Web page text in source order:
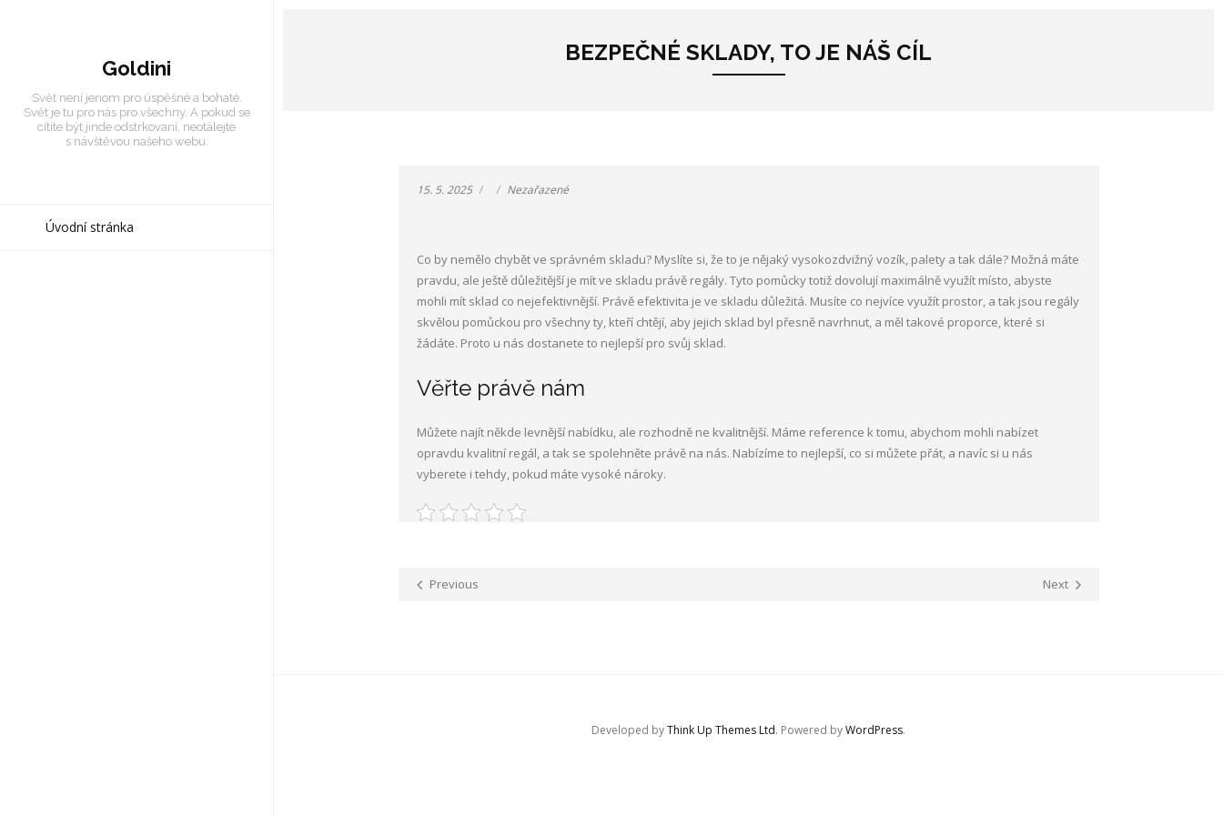
Goldini
Svět není jenom pro úspěšné a bohaté.
Svět je tu pro nás pro všechny. A pokud se
cítíte být jinde odstrkovaní, neotálejte
s návštěvou našeho webu.
Úvodní stránka
BEZPEČNÉ SKLADY, TO JE NÁŠ CÍL
15. 5. 2025 Nezařazené
Co by nemělo chybět ve správném skladu? Myslíte si, že to je nějaký vysokozdvižný vozík, palety a tak dále? Možná máte
pravdu, ale ještě důležitější je mít ve skladu právě regály. Tyto pomůcky totiž dovolují maximálně využít místo, abyste
mohli mít sklad co nejefektivnější. Právě efektivita je ve skladu důležitá. Musíte co nejvíce využít prostor, a tak jsou regály
skvělou pomůckou pro všechny ty, kteří chtějí, aby jejich sklad byl přesně navrhnut, a měl takové proporce, které si
žádáte. Proto u nás dostanete to nejlepší pro svůj sklad.
Věřte právě nám
Můžete najít někde levnější nabídku, ale rozhodně ne kvalitnější. Máme reference k tomu, abychom mohli nabízet
opravdu kvalitní regál, a tak se spolehněte právě na nás. Nabízíme to nejlepší, co si můžete přát, a navíc si u nás
vyberete i tehdy, pokud máte vysoké nároky.
Previous Next
Developed byThink Up Themes Ltd. Powered byWordPress.